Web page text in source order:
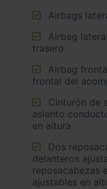
Airbags
trasero
frontal del
asiento
en altura
delanteros
reposacabezas
ajustables en